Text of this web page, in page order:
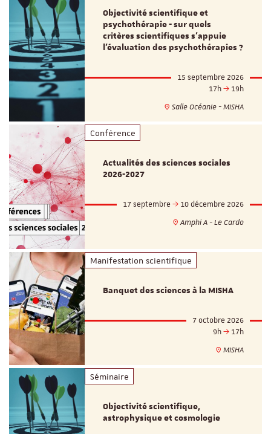
Objectivité scientifique et
psychothérapie - sur quels
critères scientifiques s'appuie
l'évaluation des psychothérapies ?
15 septembre 2026
17h
19h
Salle Océanie - MISHA
Conférence
Actualités des sciences sociales
2026-2027
17 septembre
10 décembre 2026
Amphi A - Le Cardo
Manifestation scientifique
Banquet des sciences à la MISHA
7 octobre 2026
9h
17h
MISHA
Séminaire
Objectivité scientifique,
astrophysique et cosmologie